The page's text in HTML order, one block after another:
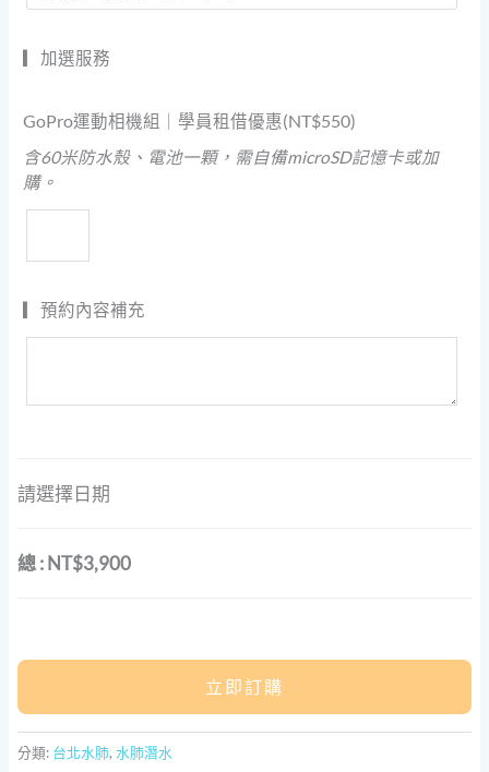
▎加選服務
GoPro運動相機組｜學員租借優惠(NT$550)
含60米防水殼、電池一顆，需自備microSD記憶卡或加
購。
▎預約內容補充
請選擇日期
總:NT$3,900
立即訂購
分類: 台北水肺, 水肺潛水